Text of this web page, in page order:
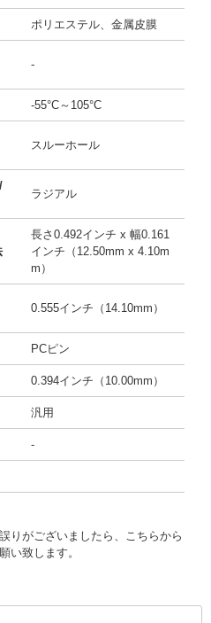
ポリエステル、金属皮膜
-
-55°C～105°C
スルーホール
ラジアル
長さ0.492インチ x 幅0.161
インチ（12.50mm x 4.10m
m）
0.555インチ（14.10mm）
PCピン
0.394インチ（10.00mm）
汎用
-
りがございましたら、こちらから
い致します。